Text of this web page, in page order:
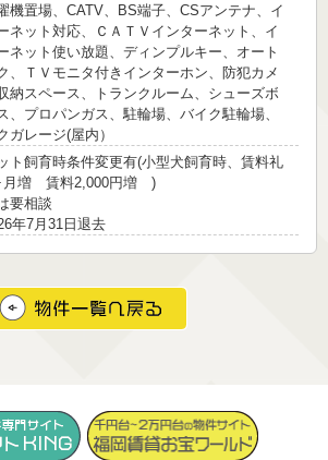
機置場、CATV、BS端子、CSアンテナ、イ
ネット対応、ＣＡＴＶインターネット、イ
ネット使い放題、ディンプルキー、オート
、ＴＶモニタ付きインターホン、防犯カメ
納スペース、トランクルーム、シューズボ
、プロパンガス、駐輪場、バイク駐輪場、
ガレージ(屋内）
ト飼育時条件変更有(小型犬飼育時、賃料礼
月増 賃料2,000円増 )
要相談
年7月31日退去